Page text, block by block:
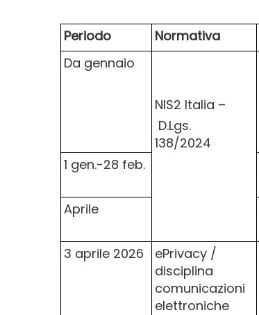
Periodo Normativa
Da gennaio
NIS2 Italia –
D.Lgs.
138/2024
1 gen.-28 feb.
Aprile
3 aprile 2026
ePrivacy /
disciplina
comunicazioni
elettroniche